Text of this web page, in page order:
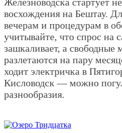
восхождения на Бештау.
вечерам и процедурам в
учитывайте, что спрос на
зашкаливает, а свободные
разлетаются на пару
ходит электричка в
Кисловодск — можно
разнообразия.